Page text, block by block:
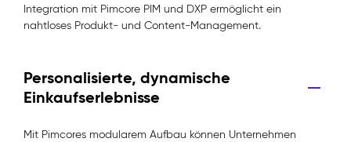
Integration mit Pimcore PIM und DXP ermöglicht ein
nahtloses Produkt- und Content-Management.
Personalisierte, dynamische
Einkaufserlebnisse
Mit Pimcores modularem Aufbau können Unternehmen